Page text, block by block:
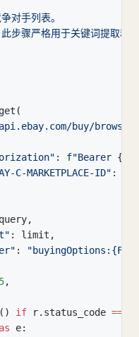
对手列表。
步骤严格用于关键词提取和
get (
buy/browse/
: f"Bearer {
C-MARKETPLACE-ID" :
,
: limit ,
:
,
( ) if r. status_code ==
as e: